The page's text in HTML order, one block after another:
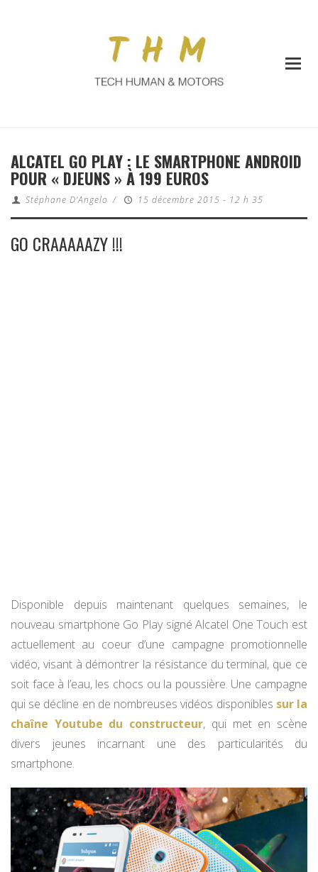
ALCATEL GO PLAY : LE SMARTPHONE ANDROID
POUR « DJEUNS » À 199 EUROS
Stéphane D'Angelo / 15 décembre 2015 - 12 h 35
GO CRAAAAAZY !!!
Disponible depuis maintenant quelques semaines, le
nouveau smartphone Go Play signé Alcatel One Touch est
actuellement au coeur d’une campagne promotionnelle
vidéo, visant à démontrer la résistance du terminal, que ce
soit face à l’eau, les chocs ou la poussière. Une campagne
qui se décline en de nombreuses vidéos disponibles sur la
chaîne Youtube du constructeur, qui met en scène
divers jeunes incarnant une des particularités du
smartphone.